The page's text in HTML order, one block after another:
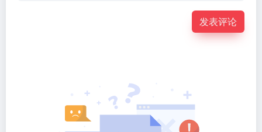
发表评论